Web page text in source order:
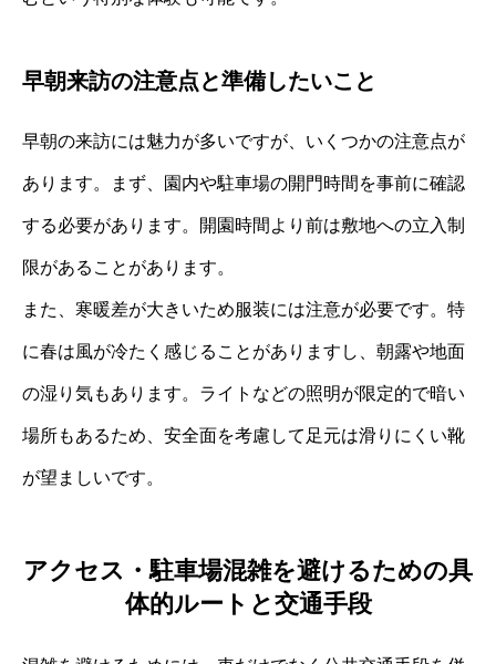
早朝来訪の注意点と準備したいこと
早朝の来訪には魅力が多いですが、いくつかの注意点が
あります。まず、園内や駐車場の開門時間を事前に確認
する必要があります。開園時間より前は敷地への立入制
限があることがあります。
また、寒暖差が大きいため服装には注意が必要です。特
に春は風が冷たく感じることがありますし、朝露や地面
の湿り気もあります。ライトなどの照明が限定的で暗い
場所もあるため、安全面を考慮して足元は滑りにくい靴
が望ましいです。
アクセス・駐車場混雑を避けるための具
体的ルートと交通手段